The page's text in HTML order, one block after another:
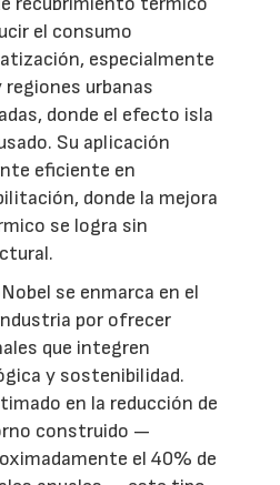
el consumo
especialmente
urbanas
donde el efecto isla
Su aplicación
eficiente en
donde la mejora
se logra sin
se enmarca en el
por ofrecer
que integren
y sostenibilidad.
en la reducción de
construido —
el 40% de